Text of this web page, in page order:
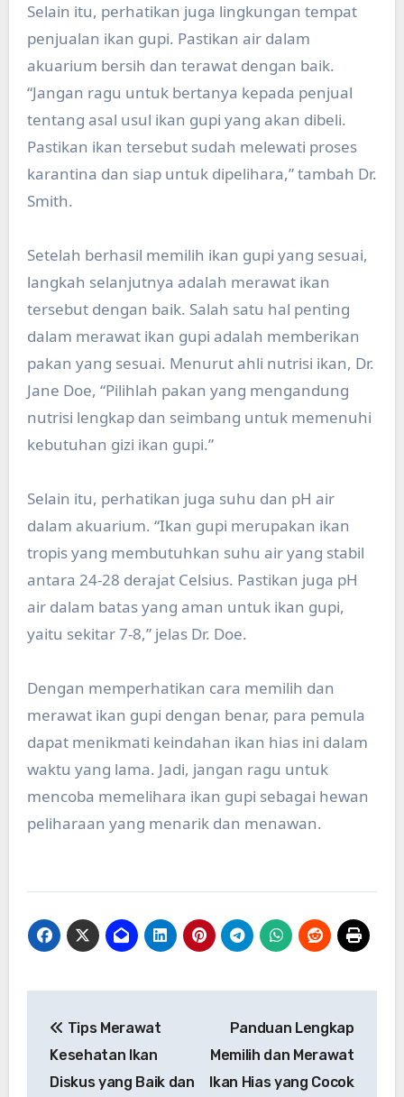
Selain itu, perhatikan juga lingkungan tempat
penjualan ikan gupi. Pastikan air dalam
akuarium bersih dan terawat dengan baik.
“Jangan ragu untuk bertanya kepada penjual
tentang asal usul ikan gupi yang akan dibeli.
Pastikan ikan tersebut sudah melewati proses
karantina dan siap untuk dipelihara,” tambah Dr.
Smith.
Setelah berhasil memilih ikan gupi yang sesuai,
langkah selanjutnya adalah merawat ikan
tersebut dengan baik. Salah satu hal penting
dalam merawat ikan gupi adalah memberikan
pakan yang sesuai. Menurut ahli nutrisi ikan, Dr.
Jane Doe, “Pilihlah pakan yang mengandung
nutrisi lengkap dan seimbang untuk memenuhi
kebutuhan gizi ikan gupi.”
Selain itu, perhatikan juga suhu dan pH air
dalam akuarium. “Ikan gupi merupakan ikan
tropis yang membutuhkan suhu air yang stabil
antara 24-28 derajat Celsius. Pastikan juga pH
air dalam batas yang aman untuk ikan gupi,
yaitu sekitar 7-8,” jelas Dr. Doe.
Dengan memperhatikan cara memilih dan
merawat ikan gupi dengan benar, para pemula
dapat menikmati keindahan ikan hias ini dalam
waktu yang lama. Jadi, jangan ragu untuk
mencoba memelihara ikan gupi sebagai hewan
peliharaan yang menarik dan menawan.
navigation
Tips Merawat
Kesehatan Ikan
Diskus yang Baik dan
Panduan Lengkap
Memilih dan Merawat
Ikan Hias yang Cocok